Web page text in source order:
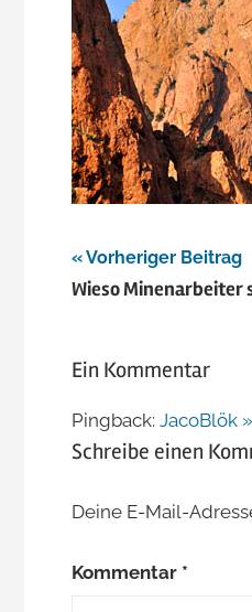
Vorheriger Beitrag
Wieso Minenarbeiter
Ein Kommentar
Pingback: JacoBlök
Schreibe einen
Deine E-Mail-
Kommentar *